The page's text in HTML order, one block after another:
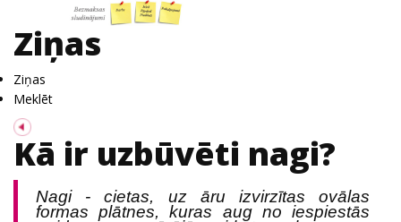
Ziņas
Ziņas
Meklēt
Kā ir uzbūvēti nagi?
Nagi - cietas, uz āru izvirzītas ovālas
formas plātnes, kuras aug no iespiestās